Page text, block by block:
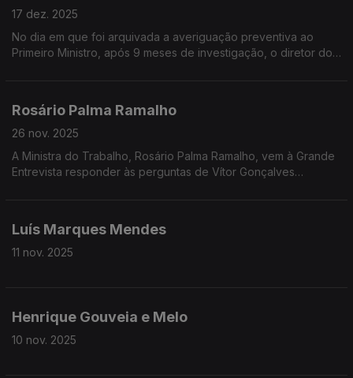
17 dez. 2025
No dia em que foi arquivada a averiguação preventiva ao
Primeiro Ministro, após 9 meses de investigação, o diretor do
Rosário Palma Ramalho
26 nov. 2025
A Ministra do Trabalho, Rosário Palma Ramalho, vem à Grande
Entrevista responder às perguntas de Vítor Gonçalves
Luís Marques Mendes
11 nov. 2025
Henrique Gouveia e Melo
10 nov. 2025